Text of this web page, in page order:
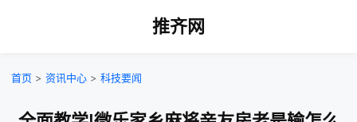
推齐网
首页 > 资讯中心 > 科技要闻